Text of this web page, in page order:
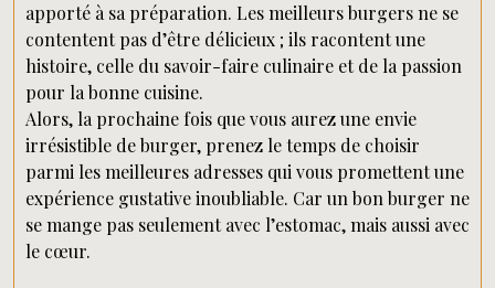
apporté à sa préparation. Les meilleurs burgers ne se
contentent pas d’être délicieux ; ils racontent une
histoire, celle du savoir-faire culinaire et de la passion
pour la bonne cuisine.
Alors, la prochaine fois que vous aurez une envie
irrésistible de burger, prenez le temps de choisir
parmi les meilleures adresses qui vous promettent une
expérience gustative inoubliable. Car un bon burger ne
se mange pas seulement avec l’estomac, mais aussi avec
le cœur.